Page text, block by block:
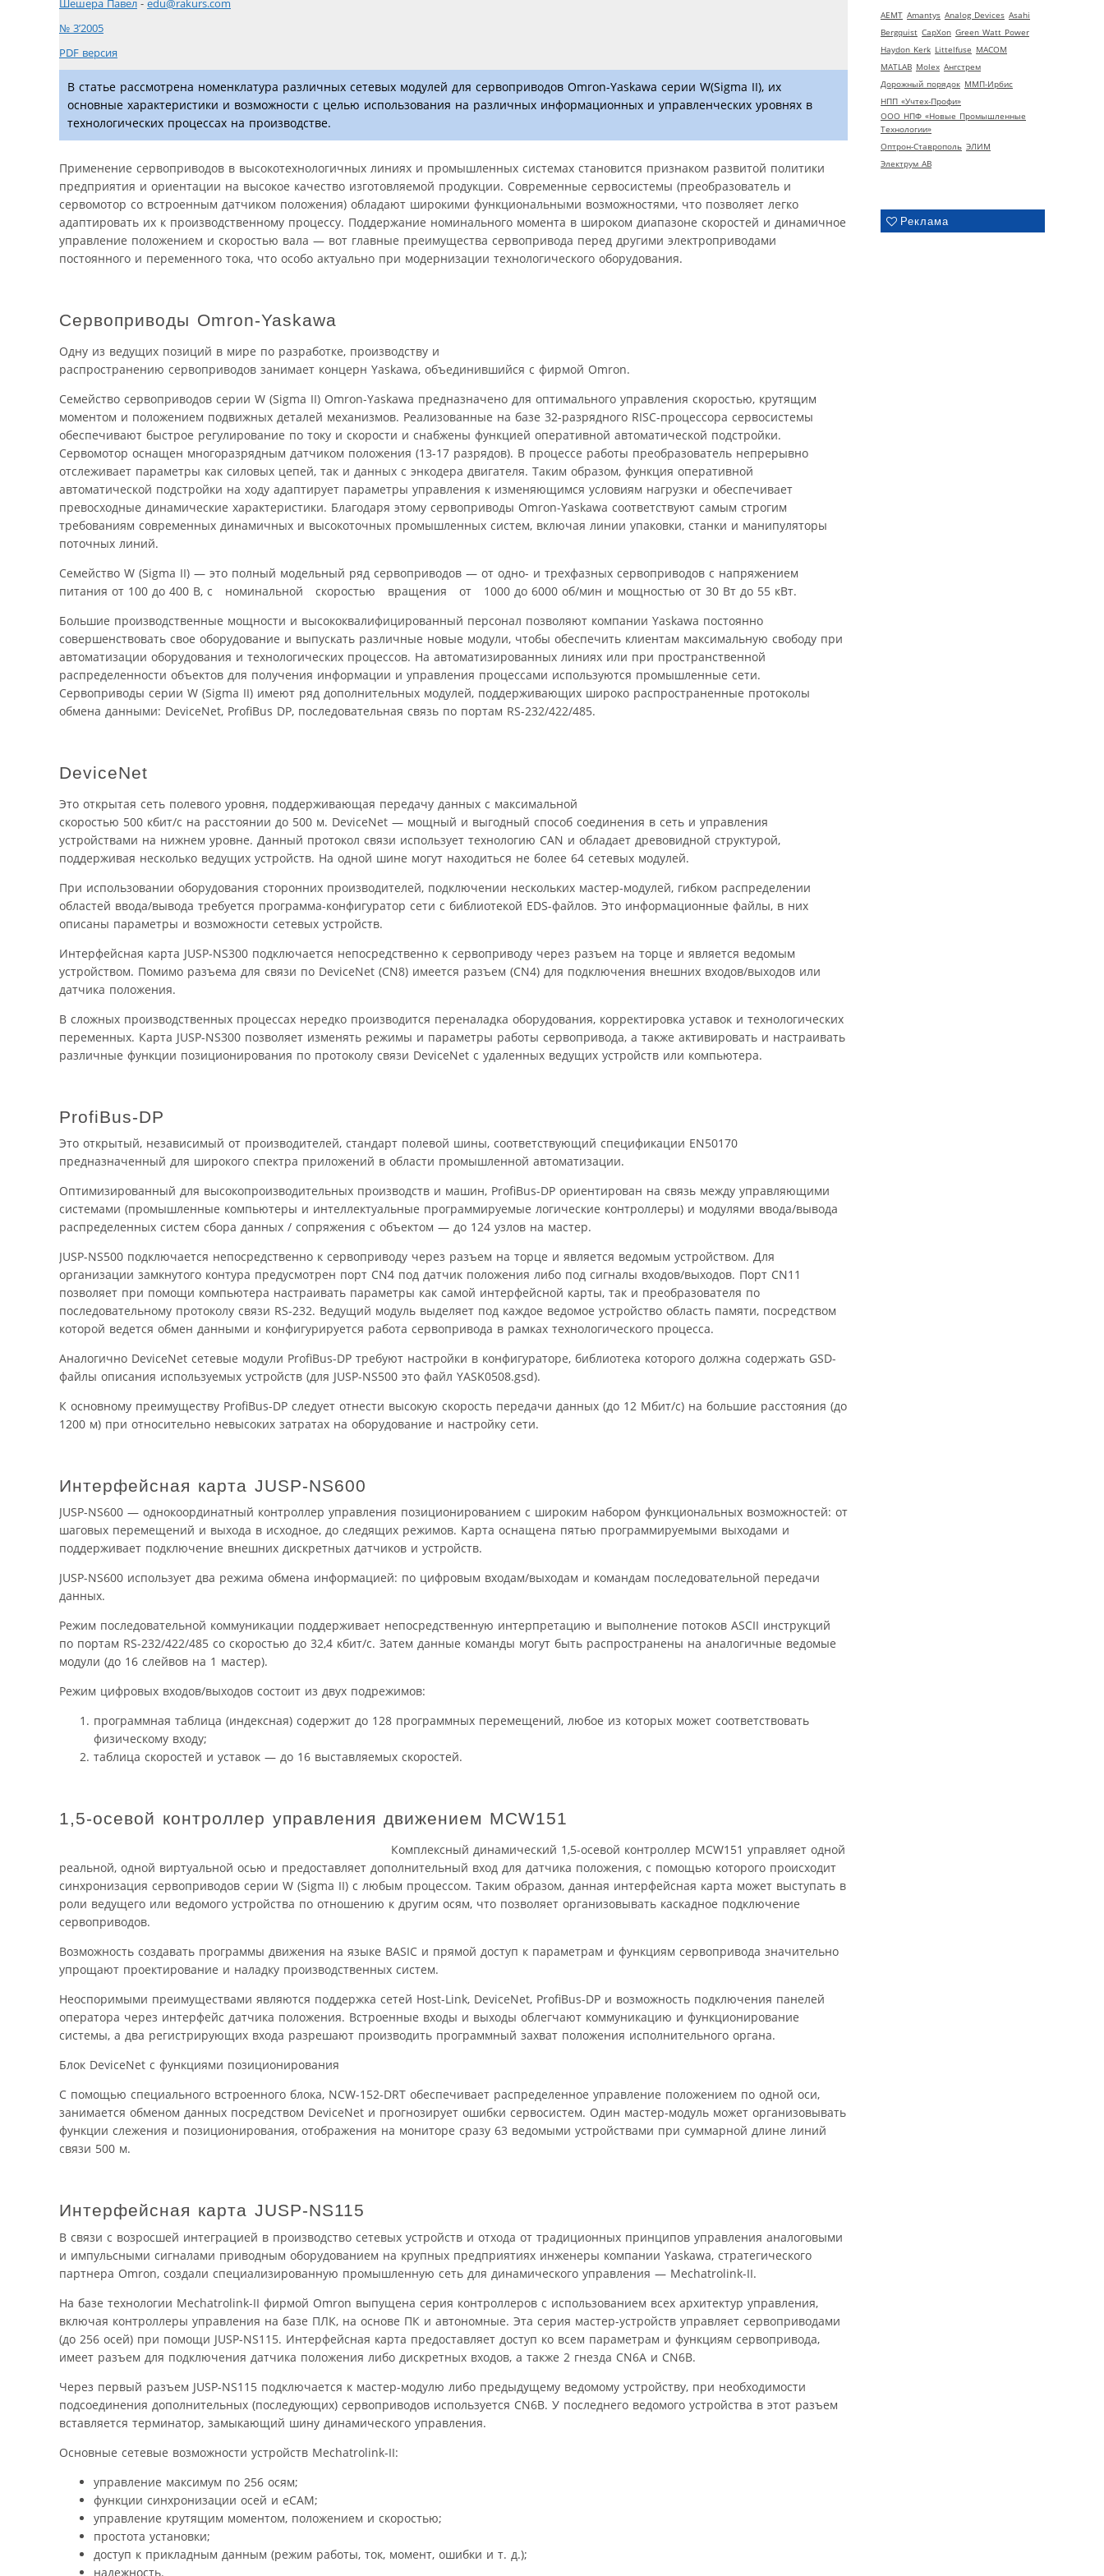
AEMT Amantys Analog Devices Asahi
Bergquist CapXon Green Watt Power
Haydon Kerk Littelfuse MACOM
MATLAB Molex Ангстрем
Дорожный порядок ММП-Ирбис
НПП «Учтех-Профи»
ООО НПФ «Новые Промышленные
Технологии»
Оптрон-Ставрополь ЭЛИМ
Электрум АВ
Реклама
Шешера Павел - edu@rakurs.com
№ 3’2005
PDF версия
В статье рассмотрена номенклатура различных сетевых модулей для сервоприводов Omron-Yaskawa серии W(Sigma II), их
основные характеристики и возможности с целью использования на различных информационных и управленческих уровнях в
технологических процессах на производстве.
Применение сервоприводов в высокотехнологичных линиях и промышленных системах становится признаком развитой политики
предприятия и ориентации на высокое качество изготовляемой продукции. Современные сервосистемы (преобразователь и
сервомотор со встроенным датчиком положения) обладают широкими функциональными возможностями, что позволяет легко
адаптировать их к производственному процессу. Поддержание номинального момента в широком диапазоне скоростей и динамичное
управление положением и скоростью вала — вот главные преимущества сервопривода перед другими электроприводами
постоянного и переменного тока, что особо актуально при модернизации технологического оборудования.
Сервоприводы Omron-Yaskawa
Одну из ведущих позиций в мире по разработке, производству и
распространению сервоприводов занимает концерн Yaskawa, объединившийся с фирмой Omron.
Семейство сервоприводов серии W (Sigma II) Omron-Yaskawa предназначено для оптимального управления скоростью, крутящим
моментом и положением подвижных деталей механизмов. Реализованные на базе 32-разрядного RISC-процессора сервосистемы
обеспечивают быстрое регулирование по току и скорости и снабжены функцией оперативной автоматической подстройки.
Сервомотор оснащен многоразрядным датчиком положения (13-17 разрядов). В процессе работы преобразователь непрерывно
отслеживает параметры как силовых цепей, так и данных с энкодера двигателя. Таким образом, функция оперативной
автоматической подстройки на ходу адаптирует параметры управления к изменяющимся условиям нагрузки и обеспечивает
превосходные динамические характеристики. Благодаря этому сервоприводы Omron-Yaskawa соответствуют самым строгим
требованиям современных динамичных и высокоточных промышленных систем, включая линии упаковки, станки и манипуляторы
поточных линий.
Семейство W (Sigma II) — это полный модельный ряд сервоприводов — от одно- и трехфазных сервоприводов с напряжением
питания от 100 до 400 В, с номинальной скоростью вращения от 1000 до 6000 об/мин и мощностью от 30 Вт до 55 кВт.
Большие производственные мощности и высококвалифицированный персонал позволяют компании Yaskawa постоянно
совершенствовать свое оборудование и выпускать различные новые модули, чтобы обеспечить клиентам максимальную свободу при
автоматизации оборудования и технологических процессов. На автоматизированных линиях или при пространственной
распределенности объектов для получения информации и управления процессами используются промышленные сети.
Сервоприводы серии W (Sigma II) имеют ряд дополнительных модулей, поддерживающих широко распространенные протоколы
обмена данными: DeviceNet, ProfiBus DP, последовательная связь по портам RS-232/422/485.
DeviceNet
Это открытая сеть полевого уровня, поддерживающая передачу данных с максимальной
скоростью 500 кбит/с на расстоянии до 500 м. DeviceNet — мощный и выгодный способ соединения в сеть и управления
устройствами на нижнем уровне. Данный протокол связи использует технологию CAN и обладает древовидной структурой,
поддерживая несколько ведущих устройств. На одной шине могут находиться не более 64 сетевых модулей.
При использовании оборудования сторонних производителей, подключении нескольких мастер-модулей, гибком распределении
областей ввода/вывода требуется программа-конфигуратор сети с библиотекой EDS-файлов. Это информационные файлы, в них
описаны параметры и возможности сетевых устройств.
Интерфейсная карта JUSP-NS300 подключается непосредственно к сервоприводу через разъем на торце и является ведомым
устройством. Помимо разъема для связи по DeviceNet (CN8) имеется разъем (CN4) для подключения внешних входов/выходов или
датчика положения.
В сложных производственных процессах нередко производится переналадка оборудования, корректировка уставок и технологических
переменных. Карта JUSP-NS300 позволяет изменять режимы и параметры работы сервопривода, а также активировать и настраивать
различные функции позиционирования по протоколу связи DeviceNet с удаленных ведущих устройств или компьютера.
ProfiBus-DP
Это открытый, независимый от производителей, стандарт полевой шины, соответствующий спецификации EN50170
предназначенный для широкого спектра приложений в области промышленной автоматизации.
Оптимизированный для высокопроизводительных производств и машин, ProfiBus-DP ориентирован на связь между управляющими
системами (промышленные компьютеры и интеллектуальные программируемые логические контроллеры) и модулями ввода/вывода
распределенных систем сбора данных / сопряжения с объектом — до 124 узлов на мастер.
JUSP-NS500 подключается непосредственно к сервоприводу через разъем на торце и является ведомым устройством. Для
организации замкнутого контура предусмотрен порт CN4 под датчик положения либо под сигналы входов/выходов. Порт CN11
позволяет при помощи компьютера настраивать параметры как самой интерфейсной карты, так и преобразователя по
последовательному протоколу связи RS-232. Ведущий модуль выделяет под каждое ведомое устройство область памяти, посредством
которой ведется обмен данными и конфигурируется работа сервопривода в рамках технологического процесса.
Аналогично DeviceNet сетевые модули ProfiBus-DP требуют настройки в конфигураторе, библиотека которого должна содержать GSD-
файлы описания используемых устройств (для JUSP-NS500 это файл YASK0508.gsd).
К основному преимуществу ProfiBus-DP следует отнести высокую скорость передачи данных (до 12 Мбит/с) на большие расстояния (до
1200 м) при относительно невысоких затратах на оборудование и настройку сети.
Интерфейсная карта JUSP-NS600
JUSP-NS600 — однокоординатный контроллер управления позиционированием с широким набором функциональных возможностей: от
шаговых перемещений и выхода в исходное, до следящих режимов. Карта оснащена пятью программируемыми выходами и
поддерживает подключение внешних дискретных датчиков и устройств.
JUSP-NS600 использует два режима обмена информацией: по цифровым входам/выходам и командам последовательной передачи
данных.
Режим последовательной коммуникации поддерживает непосредственную интерпретацию и выполнение потоков ASCII инструкций
по портам RS-232/422/485 со скоростью до 32,4 кбит/с. Затем данные команды могут быть распространены на аналогичные ведомые
модули (до 16 слейвов на 1 мастер).
Режим цифровых входов/выходов состоит из двух подрежимов:
программная таблица (индексная) содержит до 128 программных перемещений, любое из которых может соответствовать
физическому входу;
таблица скоростей и уставок — до 16 выставляемых скоростей.
1,5-осевой контроллер управления движением MCW151
Комплексный динамический 1,5-осевой контроллер MCW151 управляет одной
реальной, одной виртуальной осью и предоставляет дополнительный вход для датчика положения, с помощью которого происходит
синхронизация сервоприводов серии W (Sigma II) с любым процессом. Таким образом, данная интерфейсная карта может выступать в
роли ведущего или ведомого устройства по отношению к другим осям, что позволяет организовывать каскадное подключение
сервоприводов.
Возможность создавать программы движения на языке BASIC и прямой доступ к параметрам и функциям сервопривода значительно
упрощают проектирование и наладку производственных систем.
Неоспоримыми преимуществами являются поддержка сетей Host-Link, DeviceNet, ProfiBus-DP и возможность подключения панелей
оператора через интерфейс датчика положения. Встроенные входы и выходы облегчают коммуникацию и функционирование
системы, а два регистрирующих входа разрешают производить программный захват положения исполнительного органа.
Блок DeviceNet с функциями позиционирования
С помощью специального встроенного блока, NCW-152-DRT обеспечивает распределенное управление положением по одной оси,
занимается обменом данных посредством DeviceNet и прогнозирует ошибки сервосистем. Один мастер-модуль может организовывать
функции слежения и позиционирования, отображения на мониторе сразу 63 ведомыми устройствами при суммарной длине линий
связи 500 м.
Интерфейсная карта JUSP-NS115
В связи с возросшей интеграцией в производство сетевых устройств и отхода от традиционных принципов управления аналоговыми
и импульсными сигналами приводным оборудованием на крупных предприятиях инженеры компании Yaskawa, стратегического
партнера Omron, создали специализированную промышленную сеть для динамического управления — Mechatrolink-II.
На базе технологии Mechatrolink-II фирмой Omron выпущена серия контроллеров с использованием всех архитектур управления,
включая контроллеры управления на базе ПЛК, на основе ПК и автономные. Эта серия мастер-устройств управляет сервоприводами
(до 256 осей) при помощи JUSP-NS115. Интерфейсная карта предоставляет доступ ко всем параметрам и функциям сервопривода,
имеет разъем для подключения датчика положения либо дискретных входов, а также 2 гнезда CN6A и CN6B.
Через первый разъем JUSP-NS115 подключается к мастер-модулю либо предыдущему ведомому устройству, при необходимости
подсоединения дополнительных (последующих) сервоприводов используется CN6B. У последнего ведомого устройства в этот разъем
вставляется терминатор, замыкающий шину динамического управления.
Основные сетевые возможности устройств Mechatrolink-II:
управление максимум по 256 осям;
функции синхронизации осей и eCAM;
управление крутящим моментом, положением и скоростью;
простота установки;
доступ к прикладным данным (режим работы, ток, момент, ошибки и т. д.);
надежность.